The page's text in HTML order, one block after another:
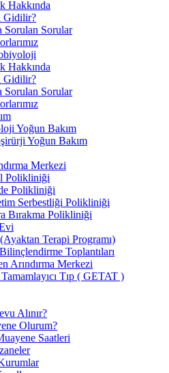
Hakkında
Gidilir?
Sorulan Sorular
Hakkında
Gidilir?
Sorulan Sorular
Yoğun Bakım
Yoğun Bakım
Merkezi
Polikliniği
Polikliniği
Serbestliği Polikliniği
Bırakma Polikliniği
Terapi Programı)
Toplantıları
Arındırma Merkezi
Tıp ( GETAT )
Alınır?
Olurum?
Saatleri